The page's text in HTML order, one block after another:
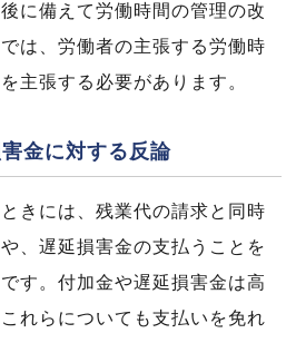
に備えて労働時間の管理の改
は、労働者の主張する労働時
主張する必要があります。
金に対する反論
きには、残業代の請求と同時
、遅延損害金の支払うことを
す。付加金や遅延損害金は高
れらについても支払いを免れ